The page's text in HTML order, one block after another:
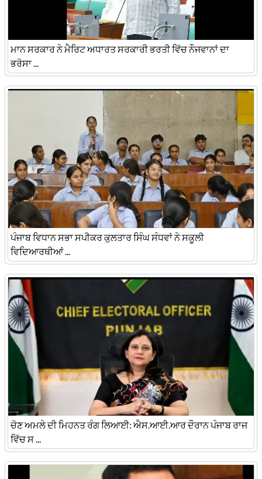
ਮਾਨ ਸਰਕਾਰ ਨੇ ਮੈਰਿਟ ਅਧਾਰਤ ਸਰਕਾਰੀ ਭਰਤੀ ਵਿੱਚ ਨੌਜਵਾਨਾਂ ਦਾ
ਭਰੋਸਾ ...
ਪੰਜਾਬ ਵਿਧਾਨ ਸਭਾ ਸਪੀਕਰ ਕੁਲਤਾਰ ਸਿੰਘ ਸੰਧਵਾਂ ਨੇ ਸਕੂਲੀ
ਵਿਦਿਆਰਥੀਆਂ ...
ਚੋਣ ਅਮਲੇ ਦੀ ਮਿਹਨਤ ਰੰਗ ਲਿਆਈ: ਐਸ.ਆਈ.ਆਰ ਦੌਰਾਨ ਪੰਜਾਬ ਰਾਜ
ਵਿੱਚ ਸ ...